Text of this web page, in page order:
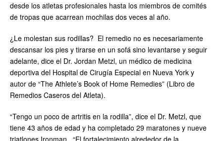
desde los atletas profesionales hasta los miembros de comités
de tropas que acarrean mochilas dos veces al año.
¿Le molestan sus rodillas? El remedio no es necesariamente
descansar los pies y tirarse en un sofá sino levantarse y seguir
adelante, dice el Dr. Jordan Metzl, un médico de medicina
deportiva del Hospital de Cirugía Especial en Nueva York y
autor de “The Athlete’s Book of Home Remedies” (Libro de
Remedios Caseros del Atleta).
“Tengo un poco de artritis en la rodilla”, dice el Dr. Metzl, que
tiene 43 años de edad y ha completado 29 maratones y nueve
triatlones Ironman. “El fortalecimiento alrededor de la